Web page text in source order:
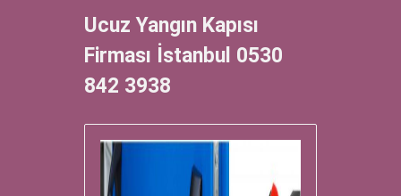
Ucuz Yangın Kapısı
Firması İstanbul 0530
842 3938